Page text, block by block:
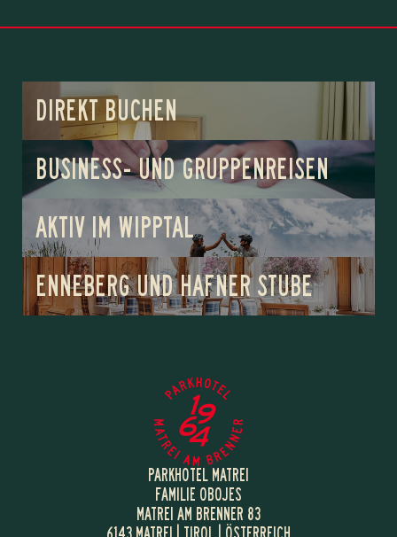
DIREKT BUCHEN
BUSINESS- UND GRUPPENREISEN
AKTIV IM WIPPTAL
ENNEBERG UND HAFNER STUBE
PARKHOTEL MATREI
FAMILIE OBOJES
MATREI AM BRENNER 83